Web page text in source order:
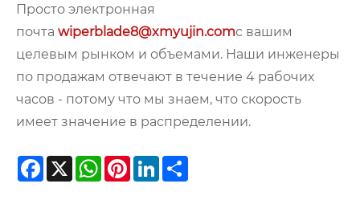
Просто электронная
почта wiperblade8@xmyujin.comс вашим
целевым рынком и объемами. Наши инженеры
по продажам отвечают в течение 4 рабочих
часов - потому что мы знаем, что скорость
имеет значение в распределении.
Facebook
X WhatsApp
PinterestLinkedIn